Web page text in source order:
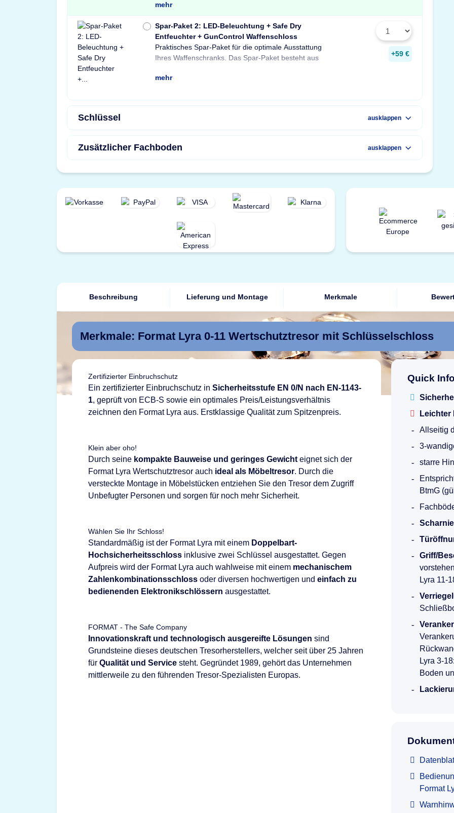
mehr
Spar-Paket 2: LED-Beleuchtung + Safe Dry
Entfeuchter + GunControl Waffenschloss
Praktisches Spar-Paket für die optimale Ausstattung
Ihres Waffenschranks. Das Spar-Paket besteht aus
einer X-Light LED-Tresorbeleuchtung mit
Bewegungssensor, einem Safe Dry Entfeuchter für
Schränke und Tresore sowie einem GunControl
Waffenschloss. Profitieren Sie von dem
mehr
+59 €
Schlüssel ausklappen
Zusätzlicher Fachboden ausklappen
Beschreibung Lieferung und Montage Merkmale
Merkmale: Format Lyra 0-11 Wertschutztresor mit Schlüsselschloss
Zertifizierter Einbruchschutz
Ein zertifizierter Einbruchschutz in Sicherheitsstufe EN 0/N nach EN-1143-
1, geprüft von ECB-S sowie ein optimales Preis/Leistungsverhältnis
zeichnen den Format Lyra aus. Erstklassige Qualität zum Spitzenpreis.
Klein aber oho!
Durch seine kompakte Bauweise und geringes Gewicht eignet sich der
Format Lyra Wertschutztresor auch ideal als Möbeltresor. Durch die
versteckte Montage in Möbelstücken entziehen Sie den Tresor dem Zugriff
Unbefugter Personen und sorgen für noch mehr Sicherheit.
Wählen Sie Ihr Schloss!
Standardmäßig ist der Format Lyra mit einem Doppelbart-
Hochsicherheitsschloss inklusive zwei Schlüssel ausgestattet. Gegen
Aufpreis wird der Format Lyra auch wahlweise mit einem mechanischem
Zahlenkombinationsschloss oder diversen hochwertigen und einfach zu
bedienenden Elektronikschlössern ausgestattet.
FORMAT - The Safe Company
Innovationskraft und technologisch ausgereifte Lösungen sind
Grundsteine dieses deutschen Tresorherstellers, welcher seit über 25 Jahren
für Qualität und Service steht. Gegründet 1989, gehört das Unternehmen
mittlerweile zu den führenden Tresor-Spezialisten Europas.
Quick
Leichter
Allseitig
3-
starre
BtmG
Griff/
Lyra 11-
Lyra 3-
Boden
Format